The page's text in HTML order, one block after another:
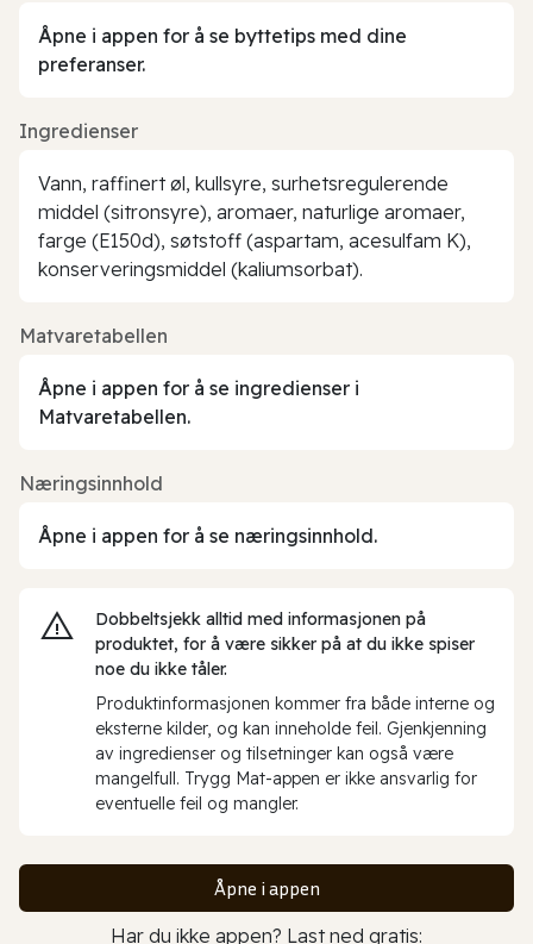
Åpne i appen for å se byttetips med dine
preferanser.
Ingredienser
Vann, raffinert øl, kullsyre, surhetsregulerende
middel (sitronsyre), aromaer, naturlige aromaer,
farge (E150d), søtstoff (aspartam, acesulfam K),
konserveringsmiddel (kaliumsorbat).
Matvaretabellen
Åpne i appen for å se ingredienser i
Matvaretabellen.
Næringsinnhold
Åpne i appen for å se næringsinnhold.
Dobbeltsjekk alltid med informasjonen på
produktet, for å være sikker på at du ikke spiser
noe du ikke tåler.
Produktinformasjonen kommer fra både interne og
eksterne kilder, og kan inneholde feil. Gjenkjenning
av ingredienser og tilsetninger kan også være
mangelfull. Trygg Mat-appen er ikke ansvarlig for
eventuelle feil og mangler.
Åpne i appen
Har du ikke appen? Last ned gratis: